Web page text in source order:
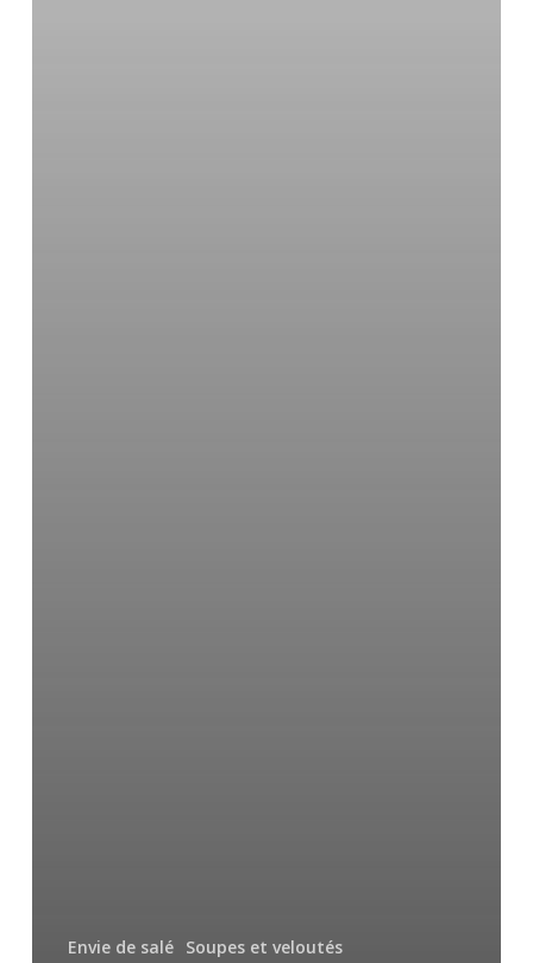
Envie de salé Soupes et veloutés